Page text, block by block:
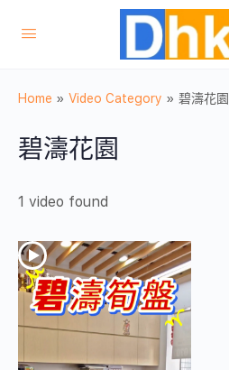
Home » Video Category » 碧濤花園
碧濤花園
1 video found